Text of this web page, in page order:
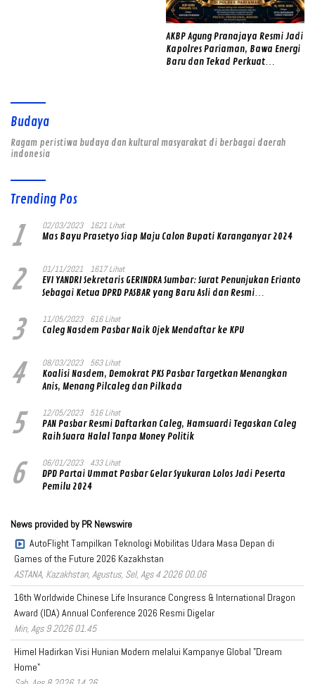
AKBP Agung Pranajaya Resmi Jadi
Kapolres Pariaman, Bawa Energi
Baru dan Tekad Perkuat
Budaya
Ragam peristiwa budaya dan kultural masyarakat di berbagai daerah
indonesia
Trending Pos
1 02/03/2023 1621 Lihat
Mas Bayu Prasetyo Siap Maju Calon Bupati Karanganyar 2024
2 01/11/2021 1617 Lihat
EVI YANDRI Sekretaris GERINDRA Sumbar: Surat Penunjukan Erianto
Sebagai Ketua DPRD PASBAR yang Baru Asli dan Resmi
3 11/05/2023 616 Lihat
Caleg Nasdem Pasbar Naik Ojek Mendaftar ke KPU
4 08/03/2023 563 Lihat
Koalisi Nasdem, Demokrat PKS Pasbar Targetkan Menangkan
Anis, Menang Pilcaleg dan Pilkada
5 12/05/2023 516 Lihat
PAN Pasbar Resmi Daftarkan Caleg, Hamsuardi Tegaskan Caleg
Raih Suara Halal Tanpa Money Politik
6 06/01/2023 433 Lihat
DPD Partai Ummat Pasbar Gelar Syukuran Lolos Jadi Peserta
Pemilu 2024
News provided by PR Newswire
AutoFlight Tampilkan Teknologi Mobilitas Udara Masa Depan di
Games of the Future 2026 Kazakhstan
ASTANA, Kazakhstan, Agustus, Sel, Ags 4 2026 00.06
16th Worldwide Chinese Life Insurance Congress & International Dragon
Award (IDA) Annual Conference 2026 Resmi Digelar
Min, Ags 9 2026 01.45
Himel Hadirkan Visi Hunian Modern melalui Kampanye Global "Dream
Home"